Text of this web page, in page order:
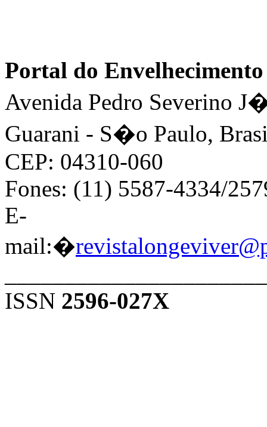
Portal do
Avenida Pedro Severino
Guarani - S�o Paulo,
CEP: 04310-060
Fones: (11) 5587-4334/
E-
mail:�
ISSN 2596-027X